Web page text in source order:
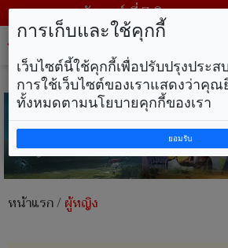
วันศุกร์ ที่ 7 สิงหาคม พ.
หน้าแรก/ผู้หญิง
การเก็บและใช้คุกกี้
เว็บไซต์นี้ใช้คุกกี้เพื่อปรับปรุงประ
การใช้เว็บไซต์ของเราแสดงว่าคุ
ทั้งหมดตามนโยบายคุกกี้ของเรา
ยอมรับ